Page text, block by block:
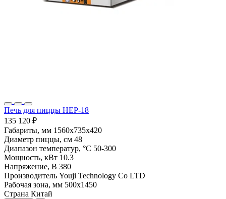
Печь для пиццы HEP-18
135 120 ₽
Габариты, мм 1560х735х420
Диаметр пиццы, см 48
Диапазон температур, °С 50-300
Мощность, кВт 10.3
Напряжение, В 380
Производитель Youji Technology Co LTD
Рабочая зона, мм 500х1450
Страна Китай